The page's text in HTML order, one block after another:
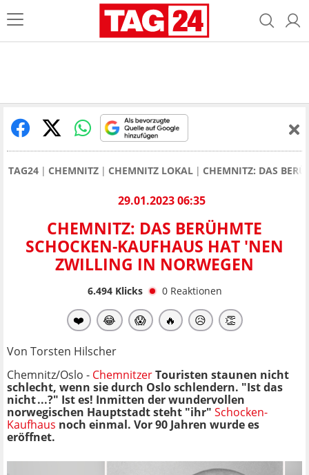
TAG24 CHEMNITZ CHEMNITZ LOKAL CHEMNITZ: DAS
29.01.2023 06:35
CHEMNITZ: DAS BERÜHMTE
SCHOCKEN-KAUFHAUS HAT 'NEN
ZWILLING IN NORWEGEN
6.494Klicks 0 Reaktionen
❤️ 😂 😱 🔥 😥 👏
Von Torsten Hilscher
Chemnitz/Oslo - ChemnitzerTouristen staunen nicht
schlecht, wenn sie durch Oslo schlendern. "Ist das
nicht ...?" Ist es! Inmitten der wundervollen
norwegischen Hauptstadt steht "ihr" Schocken-
Kaufhaus noch einmal. Vor 90 Jahren wurde es
eröffnet.